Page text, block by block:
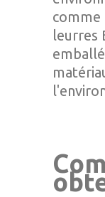
comme
leurres